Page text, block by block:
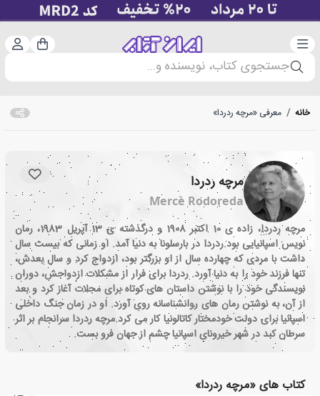
دسته‌بندی سبد
جستجوی کتاب، نویسنده و...
خانه / معرفی «مرچه ردردا»
مرچه ردردا
Mercè Rodoreda
مرچه ردردا، زاده ی 10 اکتبر 1908 و درگذشته ی 13 آپریل 1983، رمان
نویس اسپانیایی بود.ردردا در بارسلونا به دنیا آمد. او زمانی که بیست سال
داشت با مردی که چهارده سال از او بزرگتر بود، ازدواج کرد و سال بعدش،
تنها فرزند خود را به دنیا آورد. ردردا برای فرار از مشکلات ازدواجش، دوران
نویسندگی خود را با نوشتن داستان های کوتاه برای مجلات آغاز کرد و بعد
از آن، به نوشتن رمان های روانشناسانه روی آورد. او در زمان جنگ داخلی
اسپانیا برای دولت خودمختار کاتالونیا کار می کرد.مرچه ردردا سرانجام بر اثر
سرطان کبد در شهر خیرونای اسپانیا چشم از جهان فرو بست.
کتاب های «مرچه ردردا»